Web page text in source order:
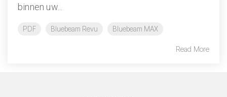
binnen uw...
PDF Bluebeam Revu Bluebeam MAX
Read More